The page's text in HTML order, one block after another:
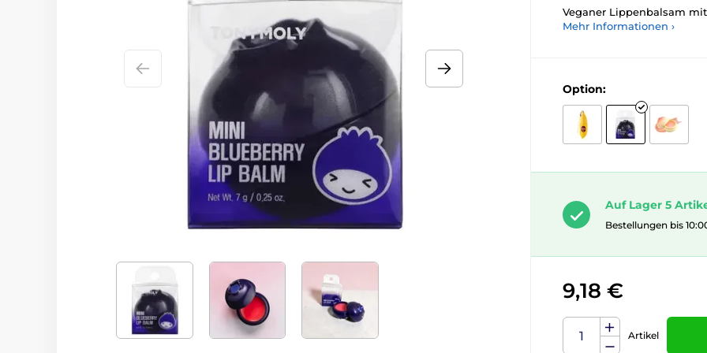
Veganer Lippenbalsam
Mehr Informationen ›
Option:
Auf Lager 5
Bestellungen bis
9,18 €
Artikel